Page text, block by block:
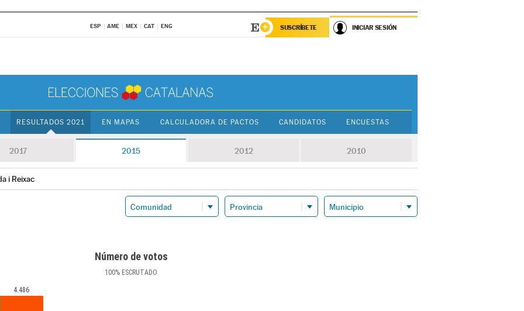
ESP AME MEX CAT ENG SUSCRÍBETE INICIAR SESIÓN
RESULTADOS 2021 EN MAPAS CALCULADORA DE PACTOS CANDIDATOS ENCUESTAS
2017 2015 2012 2010
i Reixac
Número de votos
100% ESCRUTADO
4.486